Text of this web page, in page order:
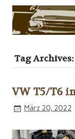
Tag Archives:
VW T5/T6
März 20, 2022